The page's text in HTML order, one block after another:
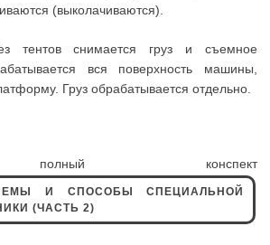
(выколачиваются).
тентов снимается груз и съемное
вся поверхность машины,
Груз обрабатывается отдельно.
конспект
И СПОСОБЫ СПЕЦИАЛЬНОЙ
(ЧАСТЬ 2)